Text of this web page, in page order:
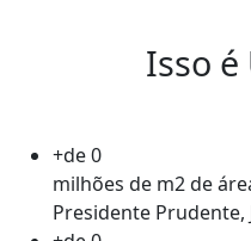
Isso é
+de0
milhões de m2 de
Presidente Prudente,